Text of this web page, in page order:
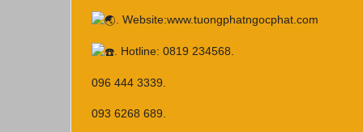
. Website:www.tuongphatngocphat.com
. Hotline: 0819 234568.
096 444 3339.
093 6268 689.